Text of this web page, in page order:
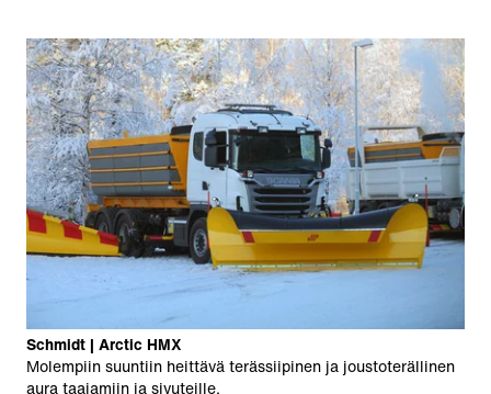
Schmidt | Arctic HMX
Molempiin suuntiin heittävä terässiipinen ja joustoterällinen
aura taajamiin ja sivuteille.